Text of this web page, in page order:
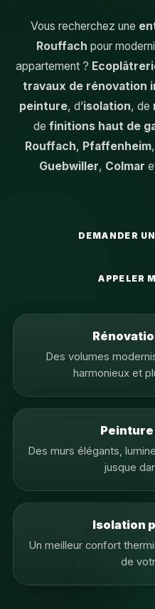
Vous recherchez une
Rouffach pour
appartement ?
travaux de rénovation
peinture, d’isolation, de
de finitions haut de
Rouffach, Pfaffenheim,
Guebwiller, Colmar
DEMANDER
APPELER
Des volumes
harmonieux et
Des murs élégants,
jusque
Isolation
Un meilleur confort
de